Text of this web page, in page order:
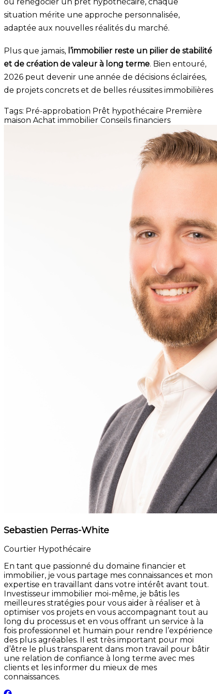
situation mérite une approche personnalisée,
adaptée aux nouvelles réalités du marché.
Plus que jamais, l’immobilier reste un pilier de stabilité
et de création de valeur à long terme. Bien entouré,
2026 peut devenir une année de décisions éclairées,
de projets concrets et de belles réussites immobilières
Tags: Pré-approbation Prêt hypothécaire Première
maison Achat immobilier Conseils financiers
Sebastien Perras-White
Courtier Hypothécaire
En tant que passionné du domaine financier et
immobilier, je vous partage mes connaissances et mon
expertise en travaillant dans votre intérêt avant tout.
Investisseur immobilier moi-même, je bâtis les
meilleures stratégies pour vous aider à réaliser et à
optimiser vos projets en vous accompagnant tout au
long du processus et en vous offrant un service à la
fois professionnel et humain pour rendre l’expérience
des plus agréables. Il est très important pour moi
d’être le plus transparent dans mon travail pour bâtir
une relation de confiance à long terme avec mes
clients et les informer du mieux de mes
connaissances.